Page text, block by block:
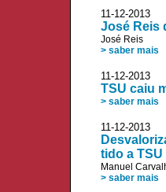
11-12-2013
José Reis
José Reis
> saber mais
11-12-
TSU caiu
> saber mais
11-12-2013
tido a TSU
Manuel
> saber mais